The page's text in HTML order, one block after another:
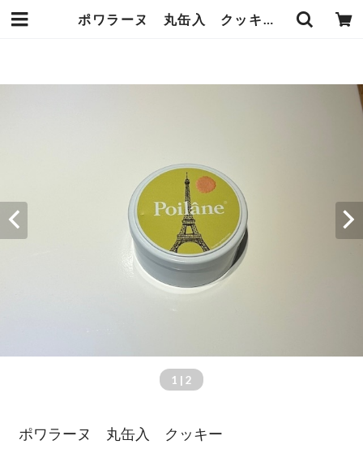
ポワラーヌ 丸缶入 クッキー | オーベルジュ麻布
1 | 2
ポワラーヌ 丸缶入 クッキー